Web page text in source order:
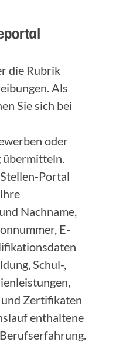
die Rubrik
Als
Sie sich bei
oder
Portal
Nachname,
E-
Schul-,
Zertifikaten
enthaltene